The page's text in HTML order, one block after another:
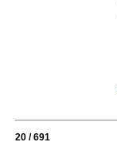
20 / 691